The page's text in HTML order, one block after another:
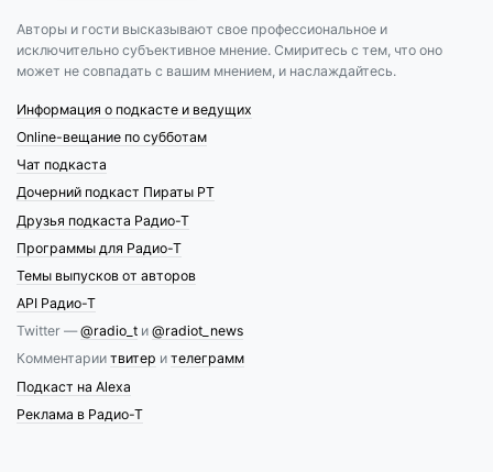
Авторы и гости высказывают свое профессиональное и
исключительно субъективное мнение. Смиритесь с тем, что оно
может не совпадать с вашим мнением, и наслаждайтесь.
Информация о подкасте и ведущих
Online-вещание по субботам
Чат подкаста
Дочерний подкаст Пираты РТ
Друзья подкаста Радио-Т
Программы для Радио-Т
Темы выпусков от авторов
API Радио-Т
Twitter —@radio_t и @radiot_news
Комментарии твитер и телеграмм
Подкаст на Alexa
Реклама в Радио-Т